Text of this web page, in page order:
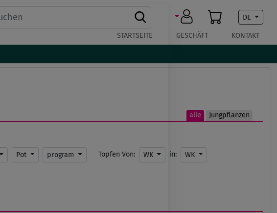
DE
STARTSEITE GESCHÄFT KONTAKT
alle Jungpflanzen
Pot program Topfen Von: WK in:
WK